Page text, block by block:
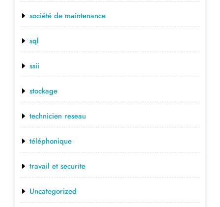
société de maintenance
sql
ssii
stockage
technicien reseau
téléphonique
travail et securite
Uncategorized